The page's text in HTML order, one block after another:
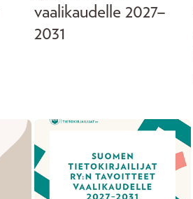
vaalikaudelle 2027–
2031